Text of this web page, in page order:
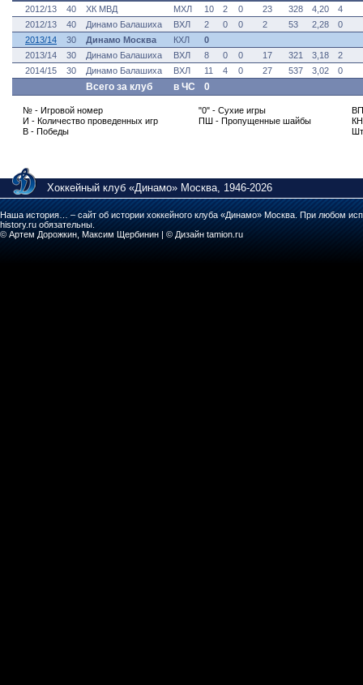
2012/13 40 ХК МВД МХЛ 10 2 0 23 328 4,20
4
2012/13
40 Динамо Балашиха ВХЛ 2 0 0 2 53 2,28
0
2013/14
30 Динамо Москва КХЛ
0
2013/14
30 Динамо Балашиха ВХЛ 8 0 0 17 321 3,18
2
2014/15
30 Динамо Балашиха ВХЛ 11 4 0 27 537 3,02 0
Всего за клуб в ЧС 0
№ - Игровой номер
И - Количество проведенных игр
В - Победы
"0" - Сухие игры
ПШ - Пропущенные шайбы
Хоккейный клуб «Динамо» Москва, 1946-2026
Наша история… – сайт об истории хоккейного клуба «Динамо» Москва. При любом
history.ru обязательны.
© Артем Дорожкин, Максим Щербинин | © Дизайн tamion.ru